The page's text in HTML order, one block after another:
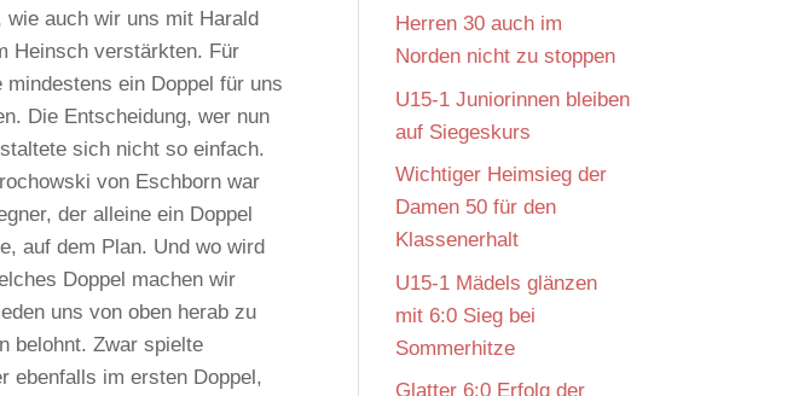
wie auch wir uns mit Harald
Heinsch verstärkten. Für
mindestens ein Doppel für uns
Die Entscheidung, wer nun
sich nicht so einfach.
von Eschborn war
der alleine ein Doppel
auf dem Plan. Und wo wird
Doppel machen wir
uns von oben herab zu
belohnt. Zwar spielte
ebenfalls im ersten Doppel,
Herren 30 auch im
Norden nicht zu stoppen
U15-1 Juniorinnen bleiben
auf Siegeskurs
Wichtiger Heimsieg der
Damen 50 für den
Klassenerhalt
U15-1 Mädels glänzen
mit 6:0 Sieg bei
Sommerhitze
Glatter 6:0 Erfolg der